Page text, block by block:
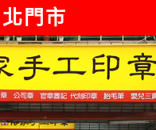
門市